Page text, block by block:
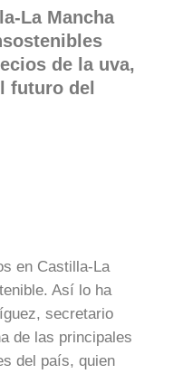
La Mancha
de la uva,
futuro del
en Castilla-La
Así lo ha
secretario
de las principales
del país, quien